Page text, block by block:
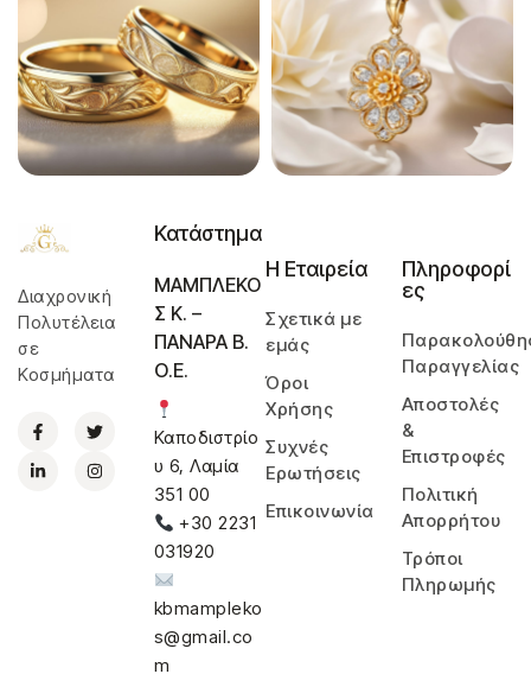
Διαχρονική
Πολυτέλεια
σε
Κοσμήματα
Η Εταιρεία
Σχετικά με
εμάς
Όροι
Χρήσης
Συχνές
Ερωτήσεις
Επικοινωνία
Πληροφορί
ες
Παραγγελίας
Αποστολές
&
Επιστροφές
Πολιτική
Απορρήτου
Τρόποι
Πληρωμής
Κατάστημα
ΜΑΜΠΛΕΚΟ
Σ Κ. –
ΠΑΝΑΡΑ Β.
Ο.Ε.
Καποδιστρίο
υ 6, Λαμία
351 00
+30 2231
031920
kbmampleko
s@gmail.co
m